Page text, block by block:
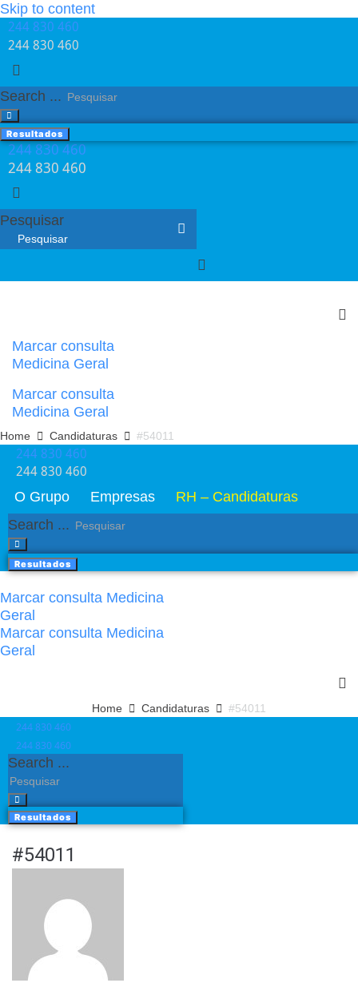
Skip to content
244 830 460​
244 830 460​
Search ...
Resultados
244 830 460​
244 830 460​
Pesquisar
Marcar consulta
Medicina Geral
Marcar consulta
Medicina Geral
Home Candidaturas #54011
244 830 460​
244 830 460​
O Grupo Empresas
RH – Candidaturas
Search ...
Resultados
Marcar consulta Medicina
Geral
Marcar consulta Medicina
Geral
Home Candidaturas #54011
244 830 460​
244 830 460​
Search ...
Resultados
#54011